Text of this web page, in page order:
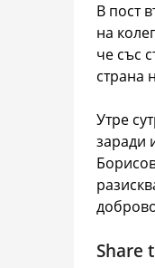
В пост
на
че със
страна
Утре
заради
Share